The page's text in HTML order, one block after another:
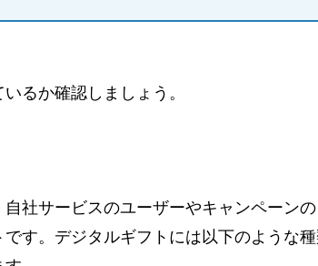
るか確認しましょう。
社サービスのユーザーやキャンペーン
す。デジタルギフトには以下のような